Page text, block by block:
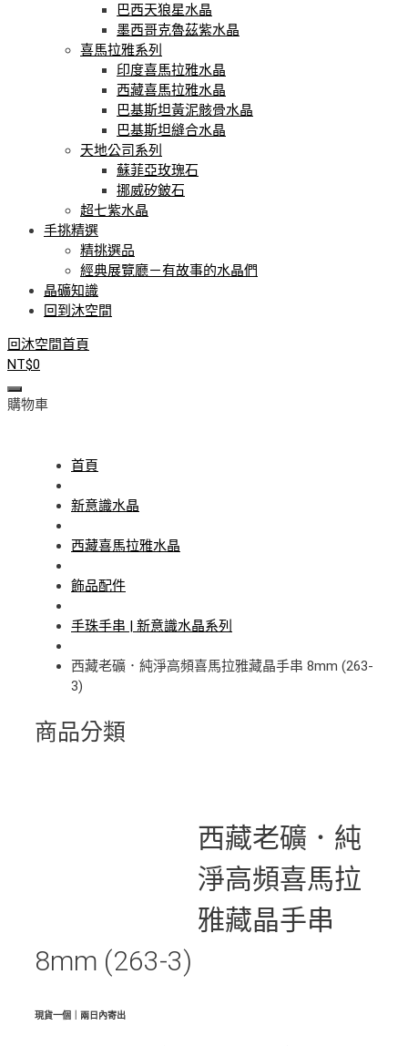
巴西天狼星水晶
墨西哥克魯茲紫水晶
喜馬拉雅系列
印度喜馬拉雅水晶
西藏喜馬拉雅水晶
巴基斯坦黃泥骸骨水晶
巴基斯坦縫合水晶
天地公司系列
蘇菲亞玫瑰石
挪威矽鈹石
超七紫水晶
手挑精選
精挑選品
經典展覽廳－有故事的水晶們
晶礦知識
回到沐空間
回沐空間首頁
NT$0
購物車
首頁
新意識水晶
西藏喜馬拉雅水晶
飾品配件
手珠手串 | 新意識水晶系列
西藏老礦．純淨高頻喜馬拉雅藏晶手串 8mm (263-
3)
商品分類
西藏老礦．純
淨高頻喜馬拉
雅藏晶手串
8mm (263-3)
現貨一個｜兩日內寄出